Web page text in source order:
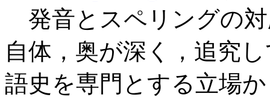
発音とスペリングの
自体，奥が深く，追究
語史を専門とする立場